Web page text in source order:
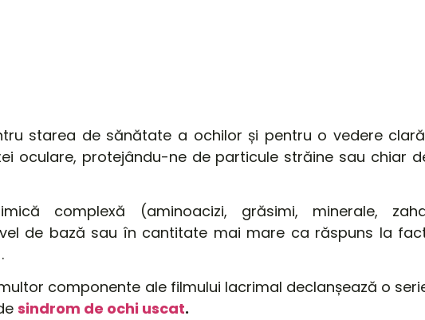
starea de sănătate a ochilor și pentru o vedere clară
oculare, protejându-ne de particule străine sau chiar
complexă (aminoacizi, grăsimi, minerale,
de bază sau în cantitate mai mare ca răspuns la
componente ale filmului lacrimal declanșează o
sindrom de ochi uscat.